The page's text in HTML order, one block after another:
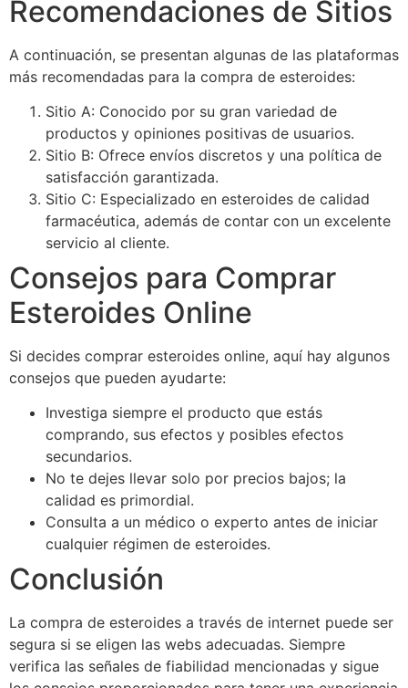
Recomendaciones de Sitios
A continuación, se presentan algunas de las plataformas
más recomendadas para la compra de esteroides:
Sitio A: Conocido por su gran variedad de
productos y opiniones positivas de usuarios.
Sitio B: Ofrece envíos discretos y una política de
satisfacción garantizada.
Sitio C: Especializado en esteroides de calidad
farmacéutica, además de contar con un excelente
servicio al cliente.
Consejos para Comprar
Esteroides Online
Si decides comprar esteroides online, aquí hay algunos
consejos que pueden ayudarte:
Investiga siempre el producto que estás
comprando, sus efectos y posibles efectos
secundarios.
No te dejes llevar solo por precios bajos; la
calidad es primordial.
Consulta a un médico o experto antes de iniciar
cualquier régimen de esteroides.
Conclusión
La compra de esteroides a través de internet puede ser
segura si se eligen las webs adecuadas. Siempre
verifica las señales de fiabilidad mencionadas y sigue